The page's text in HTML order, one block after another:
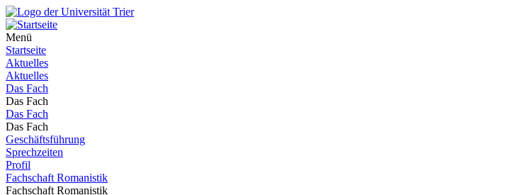
Menü
Startseite
Aktuelles
Aktuelles
Das Fach
Das Fach
Das Fach
Das Fach
Geschäftsführung
Sprechzeiten
Profil
Fachschaft Romanistik
Fachschaft Romanistik